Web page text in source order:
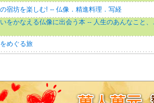
宿坊を楽しむ! -- 仏像．精進料理．写経
をかなえる仏像に出会う本 -- 人生のあんなこと
めぐる旅